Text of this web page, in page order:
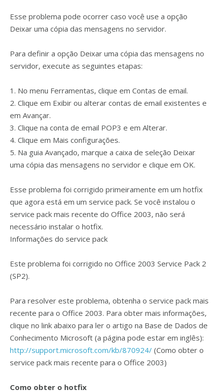
Esse problema pode ocorrer caso você use a opção
Deixar uma cópia das mensagens no servidor.
Para definir a opção Deixar uma cópia das mensagens no
servidor, execute as seguintes etapas:
1. No menu Ferramentas, clique em Contas de email.
2. Clique em Exibir ou alterar contas de email existentes e
em Avançar.
3. Clique na conta de email POP3 e em Alterar.
4. Clique em Mais configurações.
5. Na guia Avançado, marque a caixa de seleção Deixar
uma cópia das mensagens no servidor e clique em OK.
Esse problema foi corrigido primeiramente em um hotfix
que agora está em um service pack. Se você instalou o
service pack mais recente do Office 2003, não será
necessário instalar o hotfix.
Informações do service pack
Este problema foi corrigido no Office 2003 Service Pack 2
(SP2).
Para resolver este problema, obtenha o service pack mais
recente para o Office 2003. Para obter mais informações,
clique no link abaixo para ler o artigo na Base de Dados de
Conhecimento Microsoft (a página pode estar em inglês):
http://support.microsoft.com/kb/870924/ (Como obter o
service pack mais recente para o Office 2003)
Como obter o hotfix